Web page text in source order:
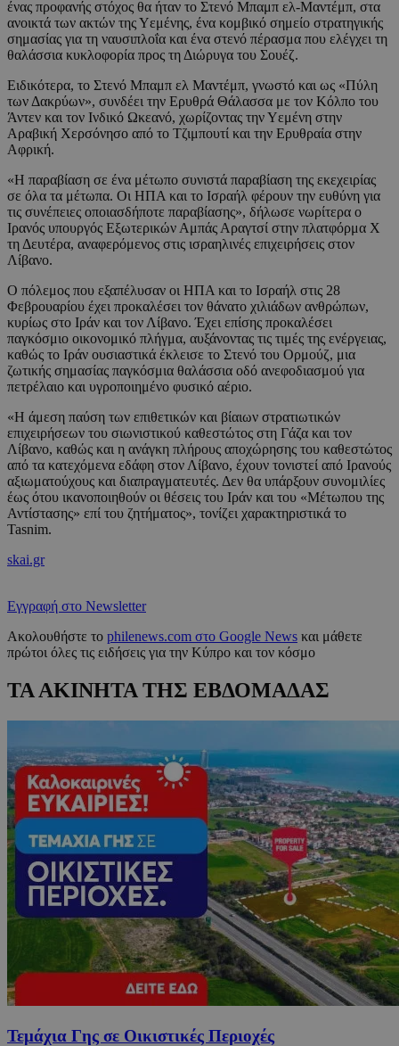
ένας προφανής στόχος θα ήταν το Στενό Μπαμπ ελ-Μαντέμπ, στα
ανοικτά των ακτών της Υεμένης, ένα κομβικό σημείο στρατηγικής
σημασίας για τη ναυσιπλοΐα και ένα στενό πέρασμα που ελέγχει τη
θαλάσσια κυκλοφορία προς τη Διώρυγα του Σουέζ.
Ειδικότερα, το Στενό Μπαμπ ελ Μαντέμπ, γνωστό και ως «Πύλη
των Δακρύων», συνδέει την Ερυθρά Θάλασσα με τον Κόλπο του
Άντεν και τον Ινδικό Ωκεανό, χωρίζοντας την Υεμένη στην
Αραβική Χερσόνησο από το Τζιμπουτί και την Ερυθραία στην
Αφρική.
«Η παραβίαση σε ένα μέτωπο συνιστά παραβίαση της εκεχειρίας
σε όλα τα μέτωπα. Οι ΗΠΑ και το Ισραήλ φέρουν την ευθύνη για
τις συνέπειες οποιασδήποτε παραβίασης», δήλωσε νωρίτερα ο
Ιρανός υπουργός Εξωτερικών Αμπάς Αραγτσί στην πλατφόρμα X
τη Δευτέρα, αναφερόμενος στις ισραηλινές επιχειρήσεις στον
Λίβανο.
Ο πόλεμος που εξαπέλυσαν οι ΗΠΑ και το Ισραήλ στις 28
Φεβρουαρίου έχει προκαλέσει τον θάνατο χιλιάδων ανθρώπων,
κυρίως στο Ιράν και τον Λίβανο. Έχει επίσης προκαλέσει
παγκόσμιο οικονομικό πλήγμα, αυξάνοντας τις τιμές της ενέργειας,
καθώς το Ιράν ουσιαστικά έκλεισε το Στενό του Ορμούζ, μια
ζωτικής σημασίας παγκόσμια θαλάσσια οδό ανεφοδιασμού για
πετρέλαιο και υγροποιημένο φυσικό αέριο.
«Η άμεση παύση των επιθετικών και βίαιων στρατιωτικών
επιχειρήσεων του σιωνιστικού καθεστώτος στη Γάζα και τον
Λίβανο, καθώς και η ανάγκη πλήρους αποχώρησης του καθεστώτος
από τα κατεχόμενα εδάφη στον Λίβανο, έχουν τονιστεί από Ιρανούς
αξιωματούχους και διαπραγματευτές. Δεν θα υπάρξουν συνομιλίες
έως ότου ικανοποιηθούν οι θέσεις του Ιράν και του «Μέτωπου της
Αντίστασης» επί του ζητήματος», τονίζει χαρακτηριστικά το
Tasnim.
skai.gr
Εγγραφή στο Newsletter
Ακολουθήστε το philenews.com στο Google News και μάθετε
πρώτοι όλες τις ειδήσεις για την Κύπρο και τον κόσμο
ΤΑ ΑΚΙΝΗΤΑ ΤΗΣ ΕΒΔΟΜΑΔΑΣ
Τεμάχια Γης σε Οικιστικές Περιοχές